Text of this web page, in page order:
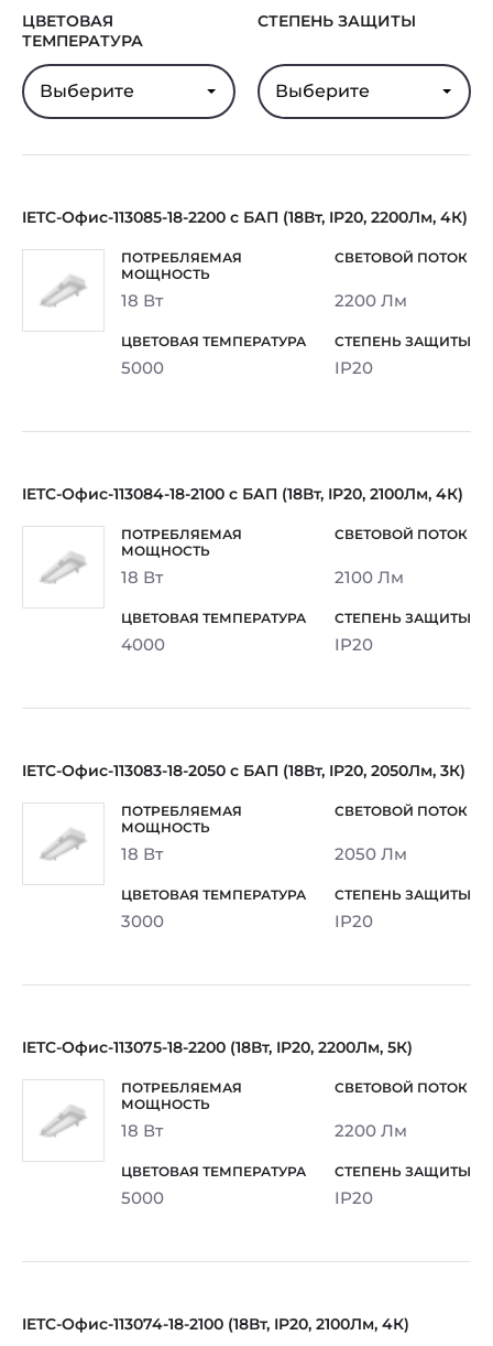
ЦВЕТОВАЯ
ТЕМПЕРАТУРА
Выберите
СТЕПЕНЬ ЗАЩИТЫ
Выберите
IETC-Офис-113085-18-2200 с БАП (18Вт, IP20, 2200Лм, 4К)
18 Вт 2200 Лм
5000 IP20
IETC-Офис-113084-18-2100 с БАП (18Вт, IP20, 2100Лм, 4К)
18 Вт 2100 Лм
4000 IP20
IETC-Офис-113083-18-2050 с БАП (18Вт, IP20, 2050Лм, 3К)
18 Вт 2050 Лм
3000 IP20
IETC-Офис-113075-18-2200 (18Вт, IP20, 2200Лм, 5К)
18 Вт 2200 Лм
5000 IP20
IETC-Офис-113074-18-2100 (18Вт, IP20, 2100Лм, 4К)